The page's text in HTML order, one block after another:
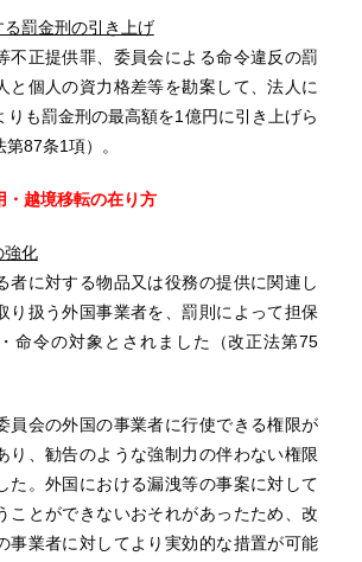
罰金刑の引き上げ
正提供罪、委員会による命令違反の罰
と個人の資力格差等を勘案して、法人に
りも罰金刑の最高額を1億円に引き上げら
87条1項）。
越境移転の在り方
強化
に対する物品又は役務の提供に関連し
り扱う外国事業者を、罰則によって担保
命令の対象とされました（改正法第75
会の外国の事業者に行使できる権限が
り、勧告のような強制力の伴わない権限
た。外国における漏洩等の事案に対して
ことができないおそれがあったため、改
事業者に対してより実効的な措置が可能